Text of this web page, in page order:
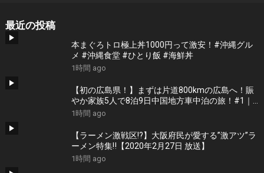
最近の投稿
本まぐろトロ極上丼1000円って激安！#沖縄グル
メ #沖縄食堂 #ひとり飯 #海鮮丼
1時間 ago
【初の広島県！】まずは片道800kmの広島へ！賑
やか家族5人で8泊9日中国地方車中泊の旅！#1｜
風情溢れる尾道と家族大絶賛のご当地ラーメン｜
全国制覇！＞
1時間 ago
【ラーメン激戦区!?】大阪府民が愛する”激アツ”ラ
ーメン特集‼︎【2020年2月27日 放送】
1時間 ago